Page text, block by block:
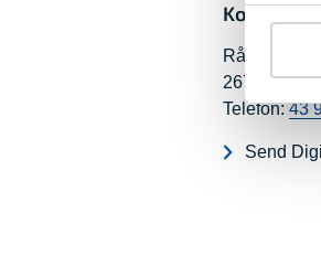
2670 Greve
Telefon:43
Send